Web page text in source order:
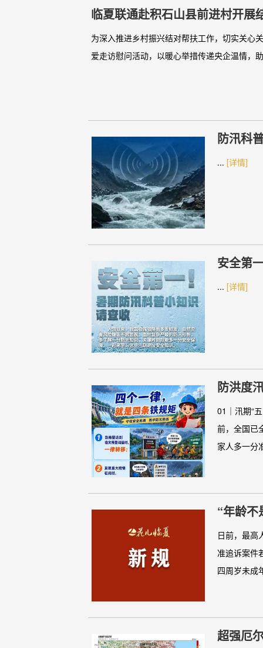
临夏联通赴积石山县前进村开展
为深入推进乡村振兴结对帮扶工作，切实关心
爱走访慰问活动，以暖心举措传递央企温情，
防汛科
... [详情]
安全第
... [详情]
防洪度
01｜汛期“
前，全国已
家人多一分
“年龄不
日前，最高
准追诉案件
四周岁未成
超强厄